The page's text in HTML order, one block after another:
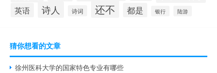
英语 诗人 诗词 还不 都是 银行 陆游
猜你想看的文章
徐州医科大学的国家特色专业有哪些